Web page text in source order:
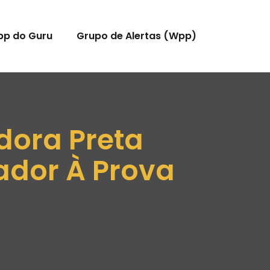
do Guru Grupo de Alertas (Wpp)
Preta
À Prova